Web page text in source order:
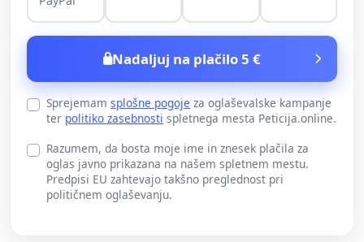
Nadaljuj na plačilo 5 €
Sprejemam splošne pogoje za oglaševalske kampanje
ter politiko zasebnosti spletnega mesta Peticija.online.
Razumem, da bosta moje ime in znesek plačila za
oglas javno prikazana na našem spletnem mestu.
Predpisi EU zahtevajo takšno preglednost pri
političnem oglaševanju.